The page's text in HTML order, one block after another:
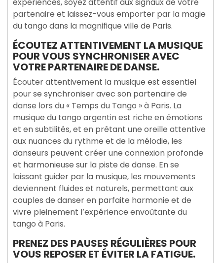
expériences, soyez attentif aux signaux de votre
partenaire et laissez-vous emporter par la magie
du tango dans la magnifique ville de Paris.
ÉCOUTEZ ATTENTIVEMENT LA MUSIQUE
POUR VOUS SYNCHRONISER AVEC
VOTRE PARTENAIRE DE DANSE.
Écouter attentivement la musique est essentiel
pour se synchroniser avec son partenaire de
danse lors du « Temps du Tango » à Paris. La
musique du tango argentin est riche en émotions
et en subtilités, et en prêtant une oreille attentive
aux nuances du rythme et de la mélodie, les
danseurs peuvent créer une connexion profonde
et harmonieuse sur la piste de danse. En se
laissant guider par la musique, les mouvements
deviennent fluides et naturels, permettant aux
couples de danser en parfaite harmonie et de
vivre pleinement l’expérience envoûtante du
tango à Paris.
PRENEZ DES PAUSES RÉGULIÈRES POUR
VOUS REPOSER ET ÉVITER LA FATIGUE.